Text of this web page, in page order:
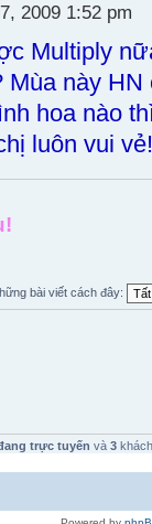
2009 1:52 pm
Multiply
này
hoa nào
luôn vui
bài viết cách đây:
trực tuyến và 3 khách